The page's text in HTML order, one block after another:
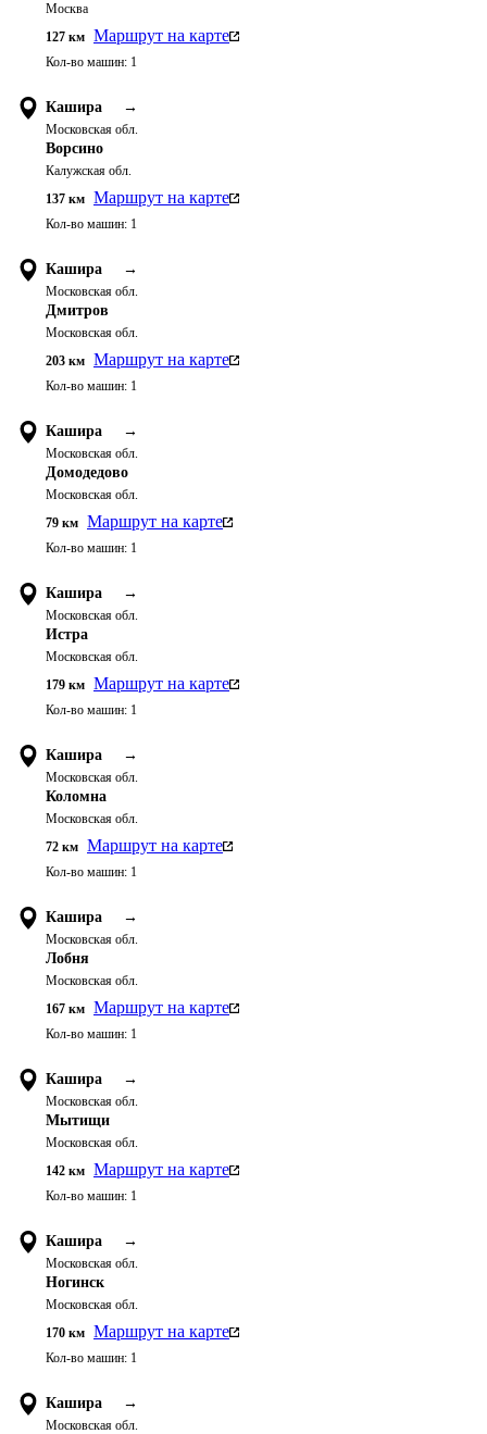
Москва
127 км Маршрут на карте
Кол-во машин: 1
Кашира →
Московская обл.
Ворсино
Калужская обл.
137 км Маршрут на карте
Кол-во машин: 1
Кашира →
Московская обл.
Дмитров
Московская обл.
203 км Маршрут на карте
Кол-во машин: 1
Кашира →
Московская обл.
Домодедово
Московская обл.
79 км Маршрут на карте
Кол-во машин: 1
Кашира →
Московская обл.
Истра
Московская обл.
179 км Маршрут на карте
Кол-во машин: 1
Кашира →
Московская обл.
Коломна
Московская обл.
72 км Маршрут на карте
Кол-во машин: 1
Кашира →
Московская обл.
Лобня
Московская обл.
167 км Маршрут на карте
Кол-во машин: 1
Кашира →
Московская обл.
Мытищи
Московская обл.
142 км Маршрут на карте
Кол-во машин: 1
Кашира →
Московская обл.
Ногинск
Московская обл.
170 км Маршрут на карте
Кол-во машин: 1
Кашира →
Московская обл.